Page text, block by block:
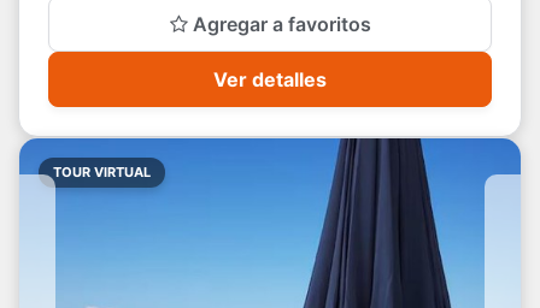
Agregar a favoritos
Ver detalles
TOUR VIRTUAL